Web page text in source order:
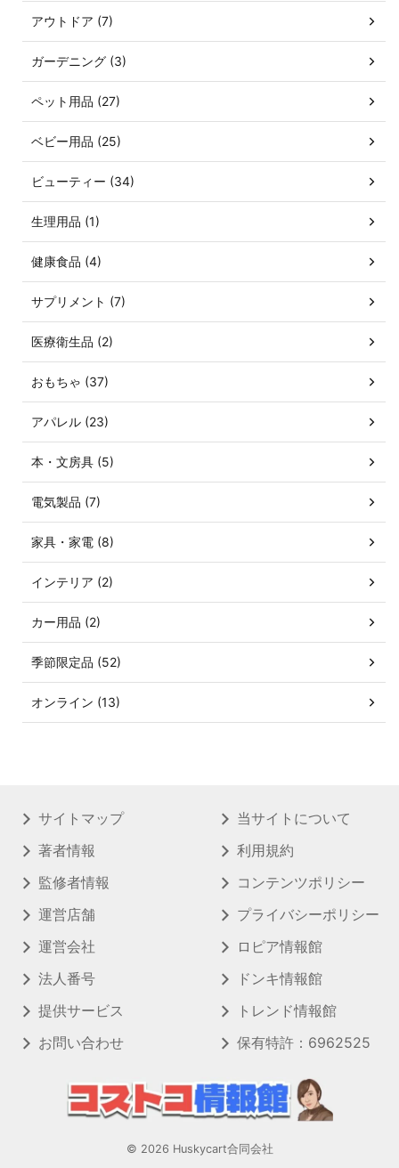
アウトドア (7)
ガーデニング (3)
ペット用品 (27)
ベビー用品 (25)
ビューティー (34)
生理用品 (1)
健康食品 (4)
サプリメント (7)
医療衛生品 (2)
おもちゃ (37)
アパレル (23)
本・文房具 (5)
電気製品 (7)
家具・家電 (8)
インテリア (2)
カー用品 (2)
季節限定品 (52)
オンライン (13)
サイトマップ
著者情報
監修者情報
運営店舗
運営会社
法人番号
提供サービス
お問い合わせ
当サイトについて
利用規約
コンテンツポリシー
プライバシーポリシー
ロピア情報館
ドンキ情報館
トレンド情報館
保有特許：6962525
© 2026 Huskycart合同会社